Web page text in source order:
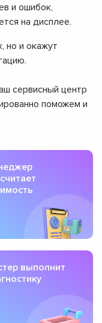
и ошибок,
на дисплее.
но и окажут
сервисный центр
поможем и
выполнит